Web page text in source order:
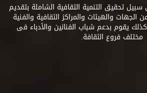
تحقيق التنمية الثقافية الشاملة بتقديم
الجهات والهيئات والمراكز الثقافية والفنية
يقوم بدعم شباب الفنانين والأدباء فى
مختلف فروع الثقافة.